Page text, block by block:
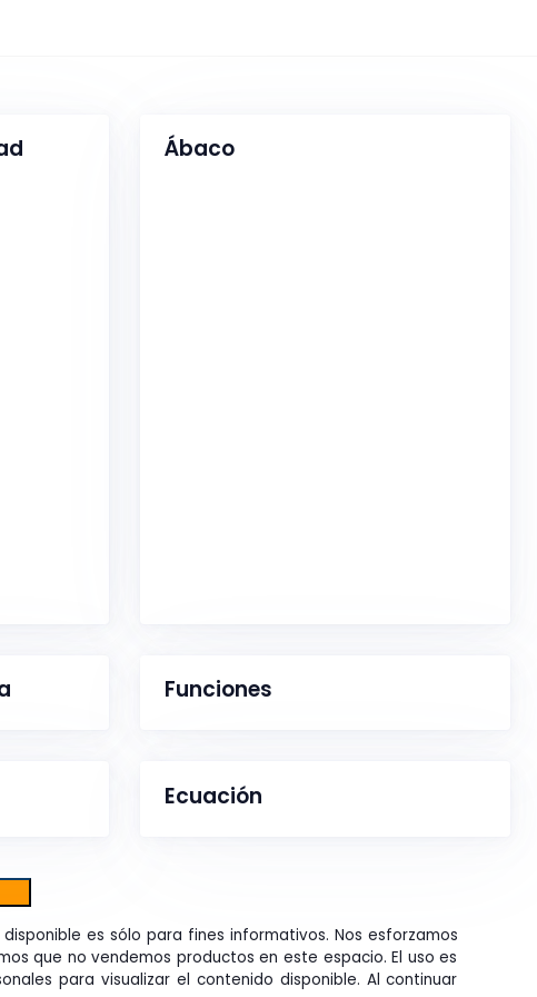
Ábaco
Funciones
Ecuación
es sólo para fines informativos. Nos esforzamos
que no vendemos productos en este espacio. El uso es
para visualizar el contenido disponible. Al continuar